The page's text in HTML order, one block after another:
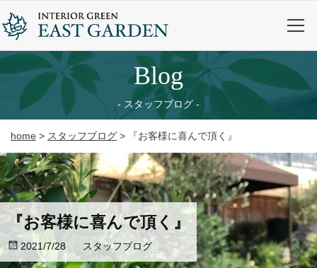
blog
スタッフブログ
home > スタッフブログ > 『お客様に喜んで頂く』
『お客様に喜んで頂く』
2021/7/28 スタッフブログ